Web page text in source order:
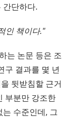
간단하다.
인 책이다."
는 논문 등은 조
구 결과를 몇 년
뒷받침할 근거
부분만 강조한
수준인데, 그